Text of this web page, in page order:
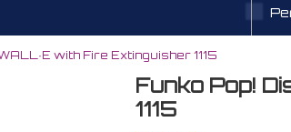
with Fire Extinguisher 1115
Funko Pop!
1115